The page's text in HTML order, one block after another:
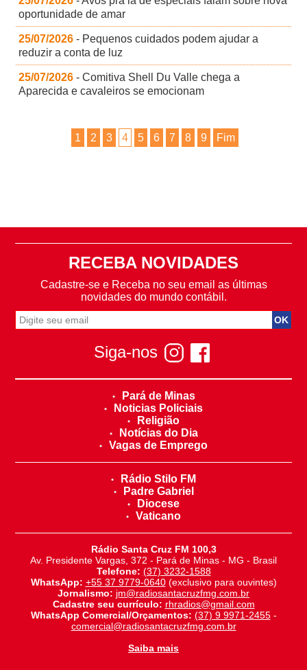
oportunidade de amar
25/07/2026 - Pequenos cuidados podem ajudar a
reduzir a conta de luz
25/07/2026 - Comitiva Shell Du Valle chega a
Aparecida e cavaleiros se emocionam
1 2 3 4 5 6 7 8 9 Fim
RECEBA NOVIDADES
Cadastre-se e Receba no seu email as últimas
novidades do mundo contábil.
Siga-nos
Pará de Minas
Noticias Policiais
Religião
Notícias do Dia
Vagas de Emprego
Rádio Stilo FM
Padre Gabriel
Diocese
Vaticano
Rádio Santa Cruz FM 100,3
Av. Presidente Vargas, 372 - Pará de Minas - MG - Brasil
Telefone: (37) 3232-1588
WhatsApp: +55 37 9779-0640(exclusivo para ouvintes)
Jornalismo: jm@radiosantacruzfmg.com.br
Cadastre seu currículo: rhradios@gmail.com
WhatsApp Comercial/Orçamentos: (37) 9 9971-2455-
comercial@radiosantacruzfmg.com.br
Saiba mais